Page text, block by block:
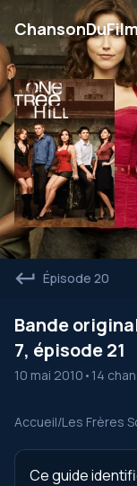
Épisode 20
Bande
7, épisode 21
10 mai 2010 • 14
Accueil/Les Frères
Ce guide